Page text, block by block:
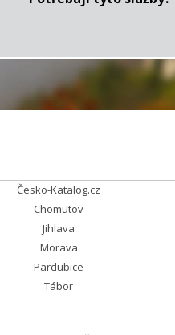
Česko-Katalog.cz
Chomutov
Jihlava
Morava
Pardubice
Tábor